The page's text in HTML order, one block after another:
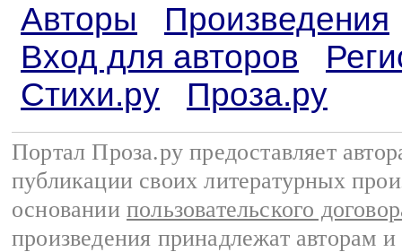
Авторы
Произведения
Вход для авторов
Стихи.ру
Проза.ру
Портал Проза.ру предоставляет
публикации своих литературных
основании пользовательского
произведения принадлежат авторам